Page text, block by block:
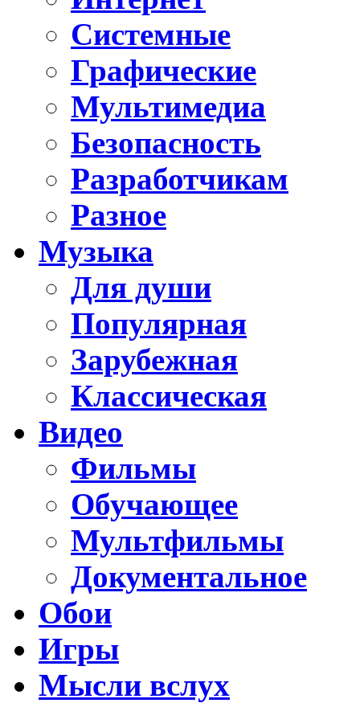
Системные
Графические
Мультимедиа
Безопасность
Разработчикам
Разное
Музыка
Для души
Популярная
Зарубежная
Классическая
Видео
Фильмы
Обучающее
Мультфильмы
Документальное
Обои
Игры
Мысли вслух